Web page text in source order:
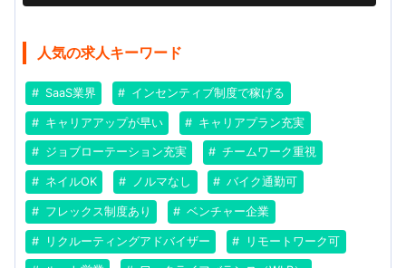
人気の求人キーワード
SaaS業界 インセンティブ制度で稼げる
キャリアアップが早い キャリアプラン充実
ジョブローテーション充実 チームワーク重視
ネイルOK ノルマなし バイク通勤可
フレックス制度あり ベンチャー企業
リクルーティングアドバイザー リモートワーク可